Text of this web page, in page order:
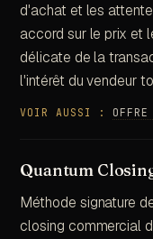
d'achat et les
accord sur le prix et
délicate de la
l'intérêt du vendeur
VOIR AUSSI :
Quantum
Méthode signature
closing commercial